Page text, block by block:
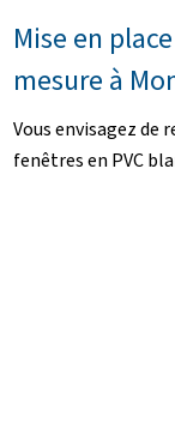
Mise en
mesure à
Vous envisagez de
fenêtres en PVC